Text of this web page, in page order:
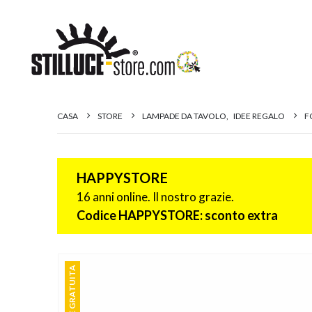
CASA STORE LAMPADE DA TAVOLO, IDEE REGALO
HAPPYSTORE
16 anni online. Il nostro grazie.
Codice HAPPYSTORE: sconto extra